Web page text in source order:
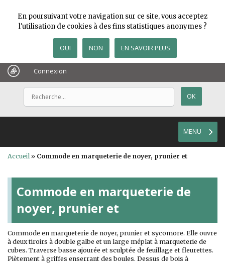
Connexion
MENU
Accueil» Commode en marqueterie de noyer, prunier et
Commode en marqueterie de
noyer, prunier et
Commode en marqueterie de noyer, prunier et sycomore. Elle ouvre
à deux tiroirs à double galbe et un large méplat à marqueterie de
cubes. Traverse basse ajourée et sculptée de feuillage et fleurettes.
Piètement à griffes enserrant des boules. Dessus de bois à
En poursuivant votre navigation sur ce site, vous acceptez
l'utilisation de cookies à des fins statistiques anonymes ?
OUI NON EN SAVOIR PLUS